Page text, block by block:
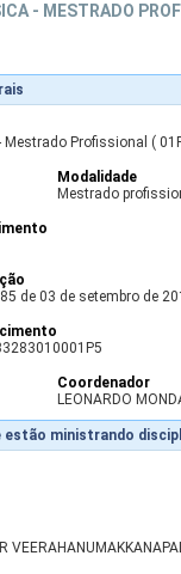
- MESTRADO
Mestrado Profissional (
Modalidade
Mestrado
de 03 de setembro de
Coordenador
LEONARDO
estão ministrando